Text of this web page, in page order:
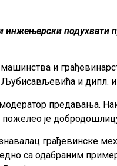
инжењерски подухвати
и
и дипл.
предавања.
је
грађевинске
са одабраним